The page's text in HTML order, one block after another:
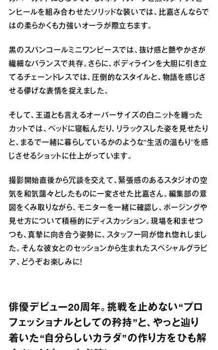
ンヒールを組み合わせたソリッドな装いでは、比嘉さんならで
はの柔らかくも力強いオーラが際立ちます。
黒のスパンコールミニワンピースでは、抜け感と艶やかさが
繊細なバランスで共存。さらに、ボディラインを大胆に引き立
てるチェーンドレスでは、圧倒的なスタイルと、物語を感じさ
せる儚げな表情を捉えました。
そして、王道とも言えるオーバーサイズの白ニットを纏った
カットでは、ベッドに寝転んだり、リラックスした姿を見せたり
と、まるで一緒に暮らしているかのような“生活の温もり”を感
じさせるショットに仕上がっています。
撮影開始直後から冗談を交えて、緊張感のあるスタジオの空
気を和気藹々としたものに一変させた比嘉さん。編集部の意
図をくみ取りながら、モニターを一緒に確認し、ポージングや
見せ方について積極的にディスカッション。現場を和ませつ
つも、真摯に向き合う姿勢に、スタッフ一同が惚れ惚れしまし
た。そんな彼女とのセッションから生まれたスペシャルグラビ
ア、どうぞお楽しみに！
俳優デビュー20周年。挑戦を止めない“プロ
フェッショナルとしての矜持”と、やっと辿り
着いた“自分らしいカラダ”の作り方をひも解